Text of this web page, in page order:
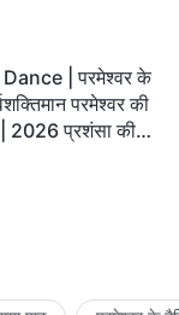
| परमेश्वर के
परमेश्वर की
| 2026 प्रशंसा की